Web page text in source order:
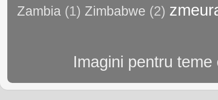
Zambia (1) Zimbabwe (2)
Imagini pentru